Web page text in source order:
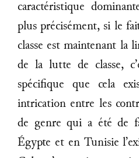
caractéristique
plus précisément, si le
classe est maintenant la
de la lutte de classe,
spécifique que cela
intrication entre les
de genre qui a été de
Égypte et en Tunisie